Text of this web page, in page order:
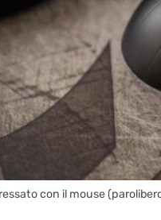
con il mouse